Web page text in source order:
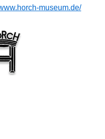
museum.de/